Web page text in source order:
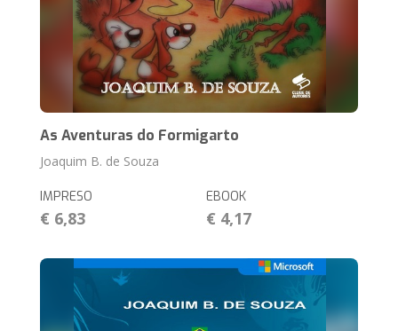
As Aventuras do Formigarto
Joaquim B. de Souza
IMPRESO
€ 6,83
EBOOK
€ 4,17